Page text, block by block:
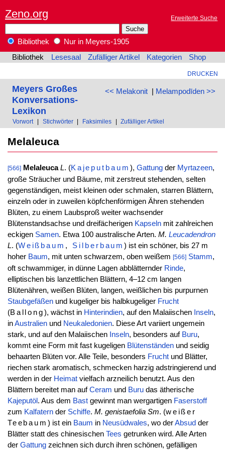
Zeno.org Erweiterte Suche
Bibliothek
Nur in Meyers-1905
Bibliothek
Lesesaal Zufälliger Artikel Kategorien Shop
DRUCKEN
<< Melakonit| Melampodīden >>
Meyers Großes
Konversations-
Lexikon
Vorwort Stichwörter Faksimiles Zufälliger Artikel
Melaleuca
[566] Melaleuca L. (Kajeputbaum ), Gattungder Myrtazeen,
große Sträucher und Bäume, mit zerstreut stehenden, selten
gegenständigen, meist kleinen oder schmalen, starren Blättern,
einzeln oder in zuweilen köpfchenförmigen Ähren stehenden
Blüten, zu einem Laubsproß weiter wachsender
Blütenstandsachse und dreifächerigen Kapselnmit zahlreichen
eckigen Samen. Etwa 100 australische Arten. M. Leucadendron
L. (Weißbaum , Silberbaum) ist ein schöner, bis 27 m
hoher Baum, mit unten schwarzem, oben weißem [566] Stamm,
oft schwammiger, in dünne Lagen abblätternder Rinde,
elliptischen bis lanzettlichen Blättern, 4–12 cm langen
Blütenähren, weißen Blüten, langen, weißlichen bis purpurnen
Staubgefäßenund kugeliger bis halbkugeliger Frucht
(Ballong), wächst in Hinterindien, auf den Malaiischen Inseln,
inAustralienund Neukaledonien. Diese Art variiert ungemein
stark, und auf den Malaiischen Inseln, besonders auf Buru,
kommt eine Form mit fast kugeligen Blütenständenund seidig
behaarten Blüten vor. Alle Teile, besonders Fruchtund Blätter,
riechen stark aromatisch, schmecken harzig adstringierend und
werden in der Heimatvielfach arzneilich benutzt. Aus den
Blättern bereitet man aufCeram und Burudas ätherische
Kajeputöl . Aus dem Bastgewinnt man wergartigen Faserstoff
zum Kalfaternder Schiffe. M. genistaefolia Sm. (weißer
Teebaum) ist ein Baum in Neusüdwales, wo derAbsud der
Blätter statt des chinesischen Tees getrunken wird. Alle Arten
der Gattungzeichnen sich durch ihren schönen, gefälligen